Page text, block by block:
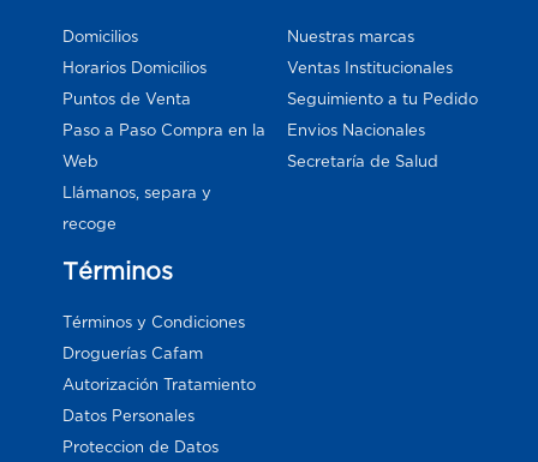
Domicilios
Horarios Domicilios
Puntos de Venta
Paso a Paso Compra en la
Web
Llámanos, separa y
recoge
Nuestras marcas
Ventas Institucionales
Seguimiento a tu Pedido
Envios Nacionales
Secretaría de Salud
Términos
Términos y Condiciones
Droguerías Cafam
Autorización Tratamiento
Datos Personales
Proteccion de Datos